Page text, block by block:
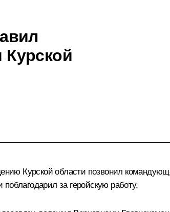
Курской области позвонил
за геройскую работу.